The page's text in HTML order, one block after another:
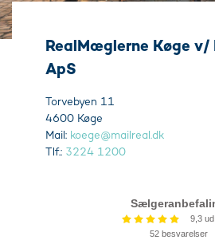
RealMæglerne Køge v/
ApS
Torvebyen 11
4600 Køge
Mail: koege@mailreal.dk
Tlf.: 3224 1200